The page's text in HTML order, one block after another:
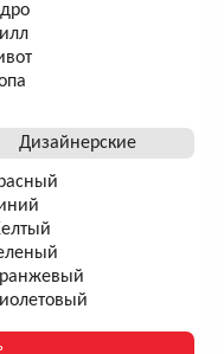
Дизайнерские